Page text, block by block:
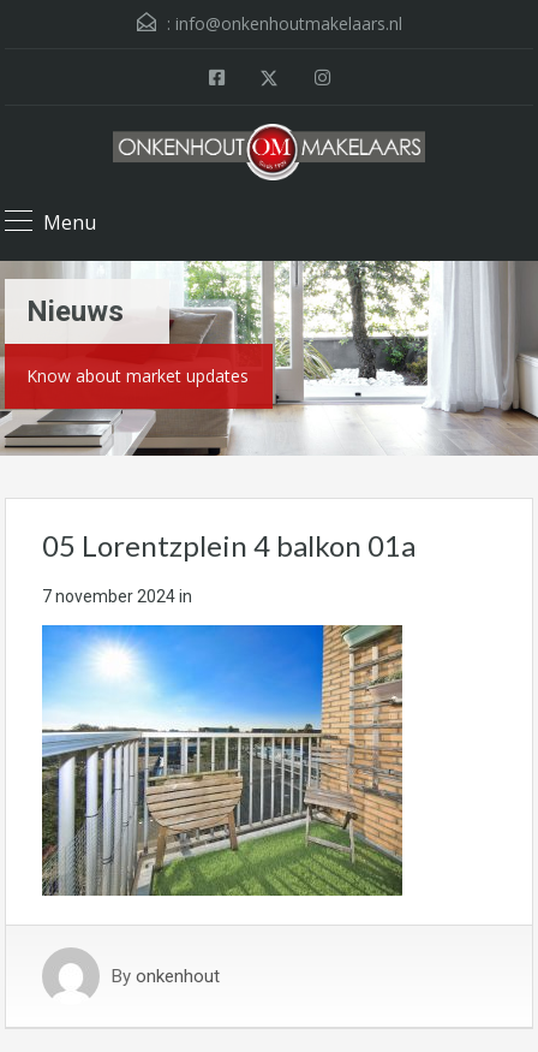
: info@onkenhoutmakelaars.nl
Menu
Nieuws
Know about market updates
05 Lorentzplein 4 balkon 01a
7 november 2024in
By onkenhout